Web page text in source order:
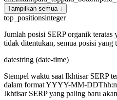
Tampilkan semua ↓
top_positionsinteger
Jumlah posisi SERP organik teratas
tidak ditentukan, semua posisi yang
datestring (date-time)
Stempel waktu saat Ikhtisar SERP
dalam format YYYY-MM-
Ikhtisar SERP yang paling baru